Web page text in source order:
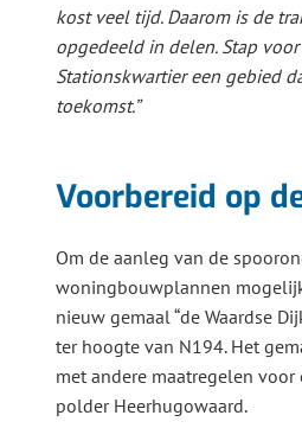
kost veel tijd. Daarom is de
opgedeeld in delen. Stap
Stationskwartier een gebied
toekomst.”
Voorbereid op
Om de aanleg van de
woningbouwplannen
nieuw gemaal “de Waardse
ter hoogte van N194. Het
met andere maatregelen
polder Heerhugowaard.